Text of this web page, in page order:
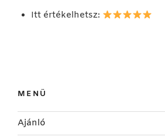
Itt értékelhetsz:
MENÜ
Ajánló